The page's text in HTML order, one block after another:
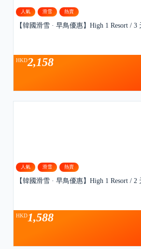
人氣 滑雪 熱賣
【韓國滑雪 · 早鳥優惠】High 1 Resort /
HKD2,158
人氣 滑雪 熱賣
【韓國滑雪 · 早鳥優惠】High 1 Resort /
HKD1,588